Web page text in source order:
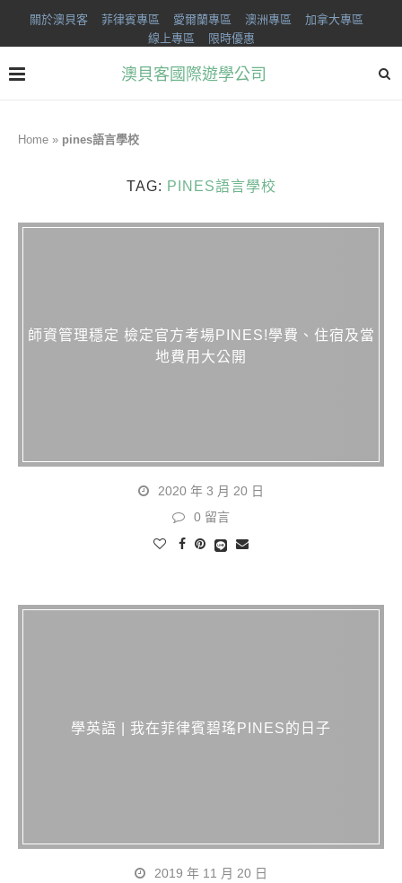
關於澳貝客 菲律賓專區 愛爾蘭專區 澳洲專區
加拿大專區
線上專區
限時優惠
澳貝客國際遊學公司
Home » pines語言學校
TAG: PINES語言學校
師資管理穩定 檢定官方考場PINES!學費、住宿及當
地費用大公開
2020 年 3 月 20 日
0 留言
學英語 | 我在菲律賓碧瑤PINES的日子
2019 年 11 月 20 日